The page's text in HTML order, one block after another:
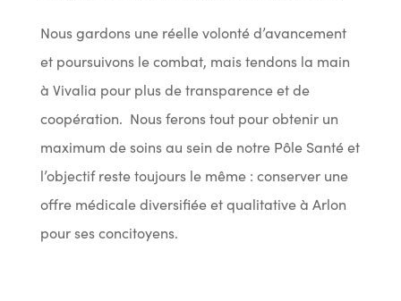
Nous gardons une réelle volonté d’avancement
et poursuivons le combat, mais tendons la main
à Vivalia pour plus de transparence et de
coopération. Nous ferons tout pour obtenir un
maximum de soins au sein de notre Pôle Santé et
l’objectif reste toujours le même : conserver une
offre médicale diversifiée et qualitative à Arlon
pour ses concitoyens.